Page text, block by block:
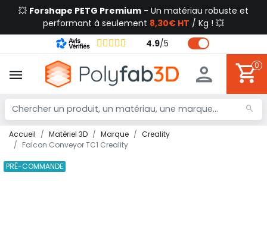
💥 Forshape PETG Premium - Un matériau robuste et
performant à seulement 8,30€ HT / Kg ! 💥
4.9/5
0
Accueil Matériel 3D Marque
Creality
Falcon Conveyor TC1 Creality
PRÉ-COMMANDE